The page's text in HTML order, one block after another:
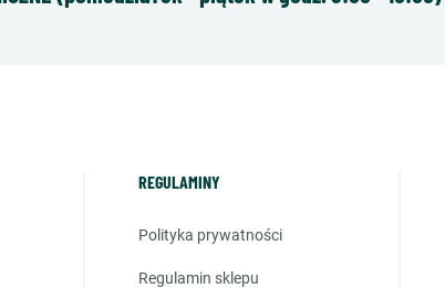
REGULAMINY
polityka prywatności
regulamin sklepu